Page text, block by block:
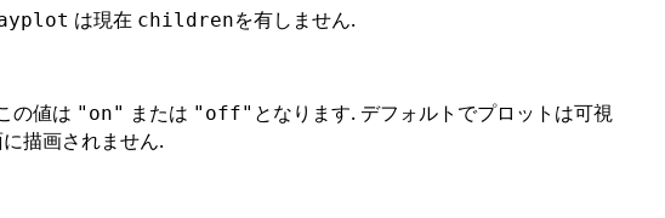
は現在 childrenを有しません.
の値は "on" または "off" となります. デフォルトでプロットは可視
描画されません.